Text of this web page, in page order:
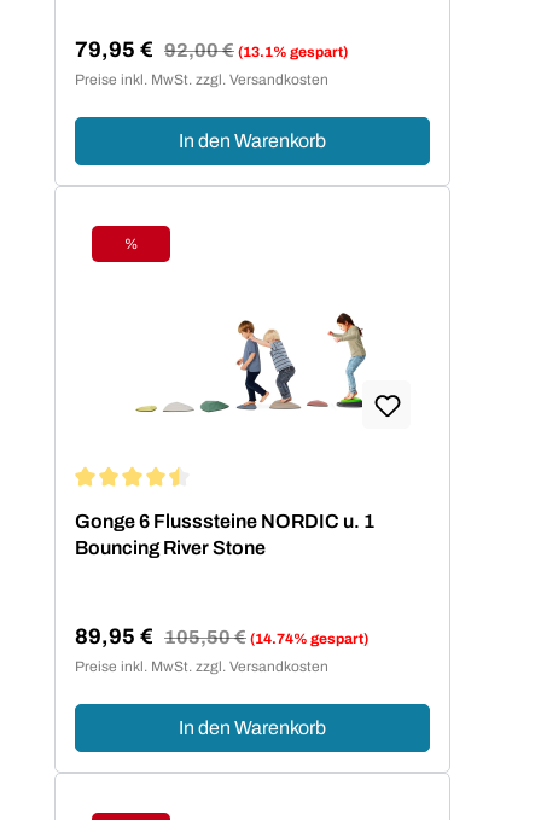
Verkaufspreis:
79,95 € Regulärer Preis:
92,00 € (13.1% gespart)
Preise inkl. MwSt. zzgl. Versandkosten
In den Warenkorb
Rabatt
%
Gonge 6 Flusssteine NORDIC u. 1
Bouncing River Stone
Verkaufspreis:
89,95 € Regulärer Preis:
105,50 € (14.74% gespart)
Preise inkl. MwSt. zzgl. Versandkosten
In den Warenkorb